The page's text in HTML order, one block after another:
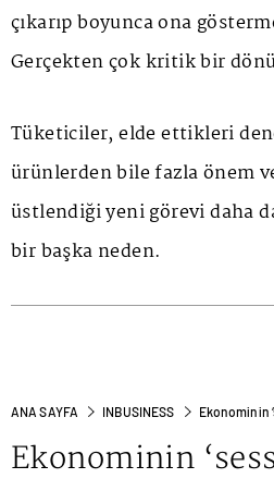
çıkarıp boyunca ona
Gerçekten çok kritik bir
Tüketiciler, elde ettikleri
ürünlerden bile fazla önem
üstlendiği yeni görevi daha
bir başka neden.
ANA SAYFA INBUSINESS Ekonominin
Ekonominin